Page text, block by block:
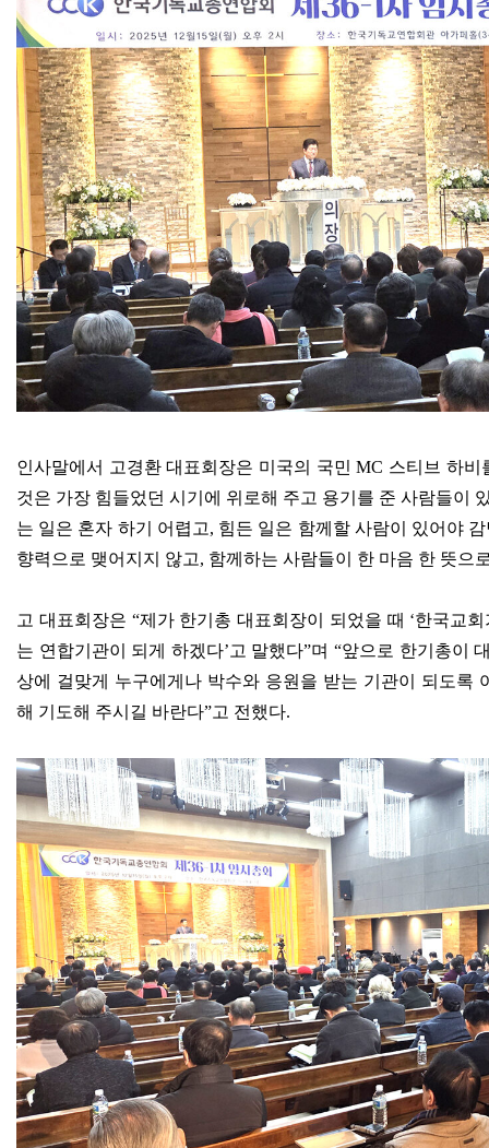
인사말에서 고경환 대표회장은 미국의 국민MC 스티브 하비
것은 가장 힘들었던 시기에 위로해 주고 용기를 준 사람들이
는 일은 혼자 하기 어렵고, 힘든 일은 함께할 사람이 있어야
향력으로 맺어지지 않고, 함께하는 사람들이 한 마음 한 뜻으
고 대표회장은 “제가 한기총 대표회장이 되었을 때 ‘한국교
는 연합기관이 되게 하겠다’고 말했다”며 “앞으로 한기총이
상에 걸맞게 누구에게나 박수와 응원을 받는 기관이 되도록
해 기도해 주시길 바란다”고 전했다.